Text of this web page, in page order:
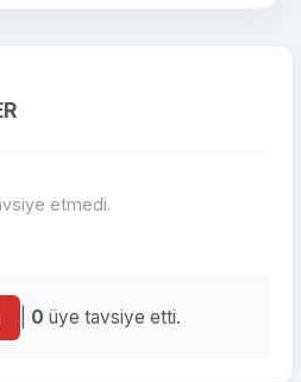
etmedi.
0 üye tavsiye etti.